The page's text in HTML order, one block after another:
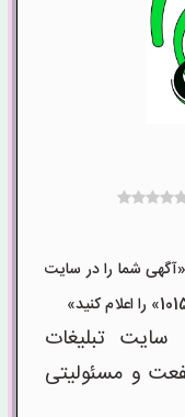
شما را در سایت
تبلیغات
و مسئولیتی